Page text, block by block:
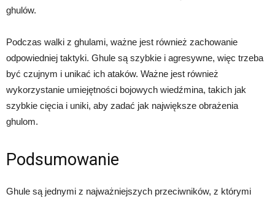
ghulów.
Podczas walki z ghulami, ważne jest również zachowanie
odpowiedniej taktyki. Ghule są szybkie i agresywne, więc trzeba
być czujnym i unikać ich ataków. Ważne jest również
wykorzystanie umiejętności bojowych wiedźmina, takich jak
szybkie cięcia i uniki, aby zadać jak największe obrażenia
ghulom.
Podsumowanie
Ghule są jednymi z najważniejszych przeciwników, z którymi